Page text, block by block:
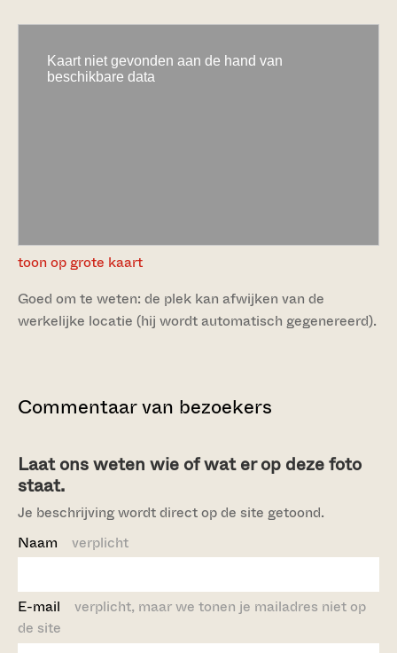
toon op grote kaart
Goed om te weten: de plek kan afwijken van de
werkelijke locatie (hij wordt automatisch gegenereerd).
Commentaar van bezoekers
Laat ons weten wie of wat er op deze foto
staat.
Je beschrijving wordt direct op de site getoond.
Naam verplicht
E-mail verplicht, maar we tonen je mailadres niet op
de site